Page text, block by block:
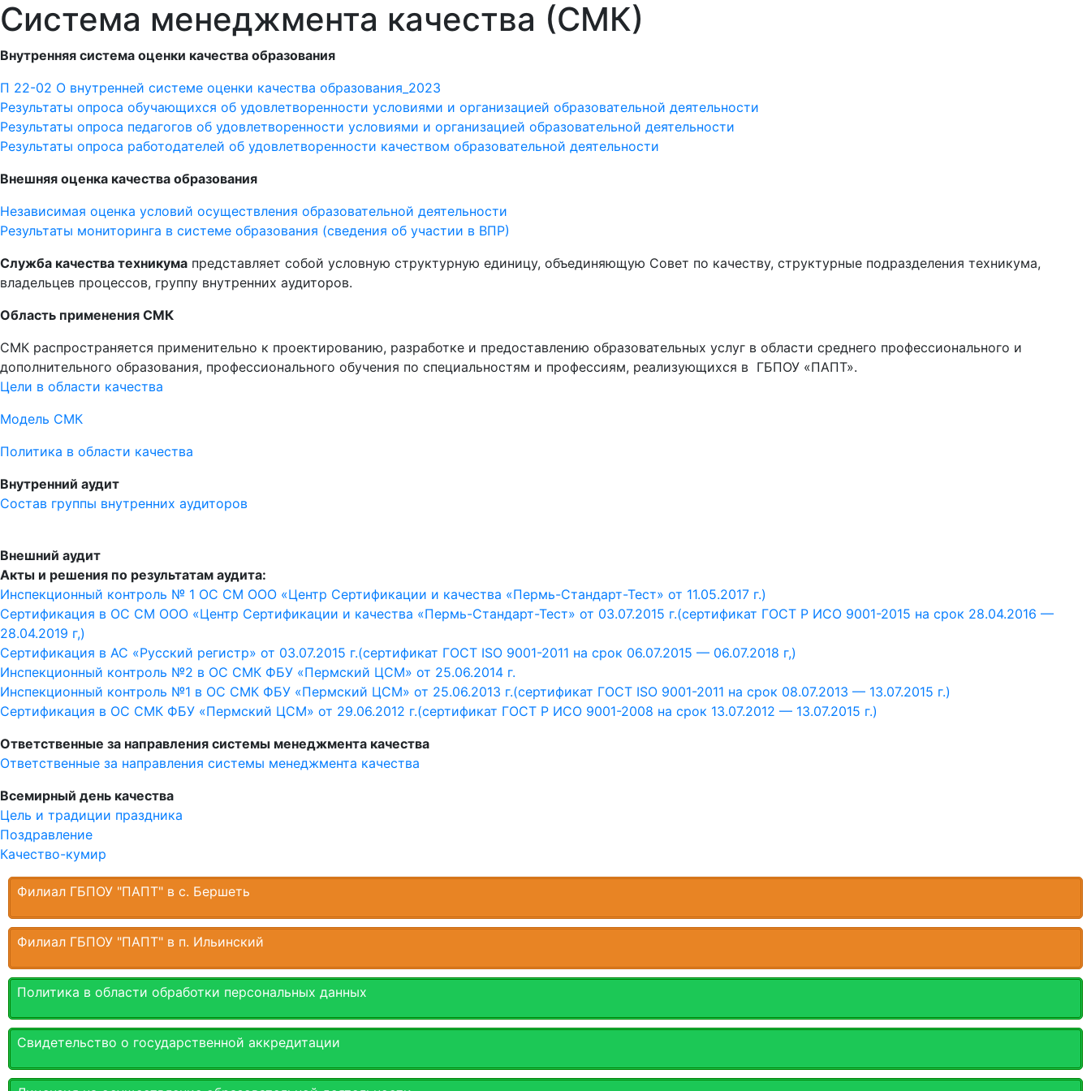
Система менеджмента качества (СМК)
Внутренняя система оценки качества образования
П 22-02 О внутренней системе оценки качества образования_2023
Результаты опроса обучающихся об удовлетворенности условиями и организацией образовательной деятельности
Результаты опроса педагогов об удовлетворенности условиями и организацией образовательной деятельности
Результаты опроса работодателей об удовлетворенности качеством образовательной деятельности
Внешняя оценка качества образования
Независимая оценка условий осуществления образовательной деятельности
Результаты мониторинга в системе образования (сведения об участии в ВПР)
Служба качества техникума представляет собой условную структурную единицу, объединяющую Совет по качеству, структурные подразделения техникума,
владельцев процессов, группу внутренних аудиторов.
Область применения СМК
СМК распространяется применительно к проектированию, разработке и предоставлению образовательных услуг в области среднего профессионального и
дополнительного образования, профессионального обучения по специальностям и профессиям, реализующихся в ГБПОУ «ПАПТ».
Цели в области качества
Модель СМК
Политика в области качества
Внутренний аудит
Состав группы внутренних аудиторов
Внешний аудит
Акты и решения по результатам аудита:
Инспекционный контроль № 1 ОС СМ ООО «Центр Сертификации и качества «Пермь-Стандарт-Тест» от 11.05.2017 г.)
Сертификация в ОС СМ ООО «Центр Сертификации и качества «Пермь-Стандарт-Тест» от 03.07.2015 г.(сертификат ГОСТ Р ИСО 9001-2015 на срок 28.04.2016 —
28.04.2019 г,)
Сертификация в АС «Русский регистр» от 03.07.2015 г.(сертификат ГОСТ ISO 9001-2011 на срок 06.07.2015 — 06.07.2018 г,)
Инспекционный контроль №2 в ОС СМК ФБУ «Пермский ЦСМ» от 25.06.2014 г.
Инспекционный контроль №1 в ОС СМК ФБУ «Пермский ЦСМ» от 25.06.2013 г.(сертификат ГОСТ ISO 9001-2011 на срок 08.07.2013 — 13.07.2015 г.)
Сертификация в ОС СМК ФБУ «Пермский ЦСМ» от 29.06.2012 г.(сертификат ГОСТ Р ИСО 9001-2008 на срок 13.07.2012 — 13.07.2015 г.)
Ответственные за направления системы менеджмента качества
Ответственные за направления системы менеджмента качества
Всемирный день качества
Цель и традиции праздника
Поздравление
Качество-кумир
Филиал ГБПОУ "ПАПТ" в с. Бершеть
Филиал ГБПОУ "ПАПТ" в п. Ильинский
Политика в области обработки персональных данных
Свидетельство о государственной аккредитации